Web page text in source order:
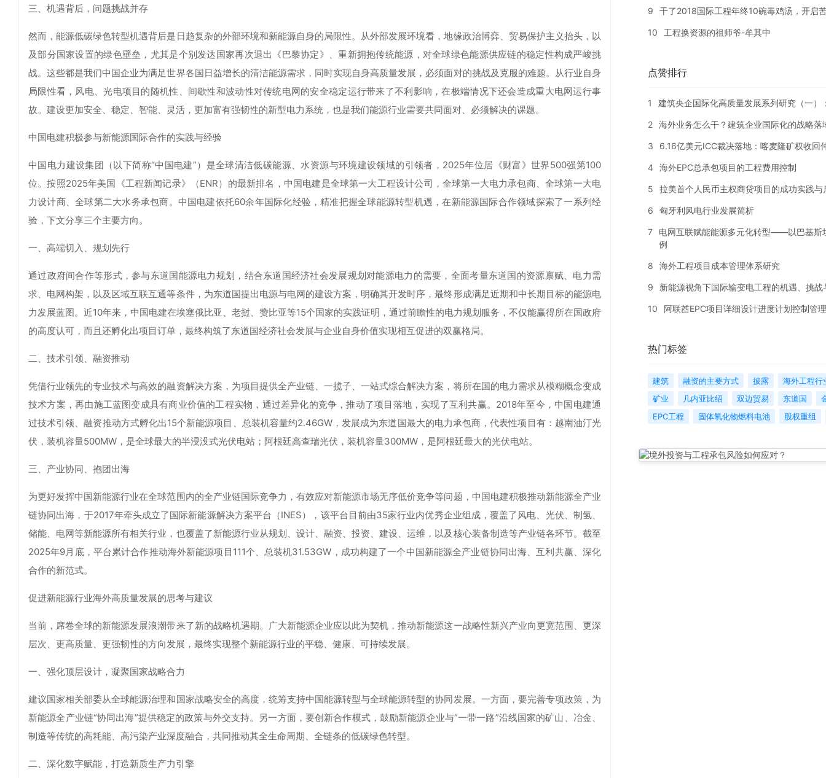
三、机遇背后，问题挑战并存
然而，能源低碳绿色转型机遇背后是日趋复杂的外部环境和新能源自身的局限性。从外部发展环境看，地缘政治博弈、贸易保护主义抬头，以
及部分国家设置的绿色壁垒，尤其是个别发达国家再次退出《巴黎协定》、重新拥抱传统能源，对全球绿色能源供应链的稳定性构成严峻挑
战。这些都是我们中国企业为满足世界各国日益增长的清洁能源需求，同时实现自身高质量发展，必须面对的挑战及克服的难题。从行业自身
局限性看，风电、光电项目的随机性、间歇性和波动性对传统电网的安全稳定运行带来了不利影响，在极端情况下还会造成重大电网运行事
故。建设更加安全、稳定、智能、灵活，更加富有强韧性的新型电力系统，也是我们能源行业需要共同面对、必须解决的课题。
中国电建积极参与新能源国际合作的实践与经验
中国电力建设集团（以下简称“中国电建”）是全球清洁低碳能源、水资源与环境建设领域的引领者，2025年位居《财富》世界500强第100
位。按照2025年美国《工程新闻记录》（ENR）的最新排名，中国电建是全球第一大工程设计公司，全球第一大电力承包商、全球第一大电
力设计商、全球第二大水务承包商。中国电建依托60余年国际化经验，精准把握全球能源转型机遇，在新能源国际合作领域探索了一系列经
验，下文分享三个主要方向。
一、高端切入、规划先行
通过政府间合作等形式，参与东道国能源电力规划，结合东道国经济社会发展规划对能源电力的需要，全面考量东道国的资源禀赋、电力需
求、电网构架，以及区域互联互通等条件，为东道国提出电源与电网的建设方案，明确其开发时序，最终形成满足近期和中长期目标的能源电
力发展蓝图。近10年来，中国电建在埃塞俄比亚、老挝、赞比亚等15个国家的实践证明，通过前瞻性的电力规划服务，不仅能赢得所在国政府
的高度认可，而且还孵化出项目订单，最终构筑了东道国经济社会发展与企业自身价值实现相互促进的双赢格局。
二、技术引领、融资推动
凭借行业领先的专业技术与高效的融资解决方案，为项目提供全产业链、一揽子、一站式综合解决方案，将所在国的电力需求从模糊概念变成
技术方案，再由施工蓝图变成具有商业价值的工程实物，通过差异化的竞争，推动了项目落地，实现了互利共赢。2018年至今，中国电建通
过技术引领、融资推动方式孵化出15个新能源项目、总装机容量约2.46GW，发展成为东道国最大的电力承包商，代表性项目有：越南油汀光
伏，装机容量500MW，是全球最大的半浸没式光伏电站；阿根廷高查瑞光伏，装机容量300MW，是阿根廷最大的光伏电站。
三、产业协同、抱团出海
为更好发挥中国新能源行业在全球范围内的全产业链国际竞争力，有效应对新能源市场无序低价竞争等问题，中国电建积极推动新能源全产业
链协同出海，于2017年牵头成立了国际新能源解决方案平台（INES），该平台目前由35家行业内优秀企业组成，覆盖了风电、光伏、制氢、
储能、电网等新能源所有相关行业，也覆盖了新能源行业从规划、设计、融资、投资、建设、运维，以及核心装备制造等产业链各环节。截至
2025年9月底，平台累计合作推动海外新能源项目111个、总装机31.53GW，成功构建了一个中国新能源全产业链协同出海、互利共赢、深化
合作的新范式。
促进新能源行业海外高质量发展的思考与建议
当前，席卷全球的新能源发展浪潮带来了新的战略机遇期。广大新能源企业应以此为契机，推动新能源这一战略性新兴产业向更宽范围、更深
层次、更高质量、更强韧性的方向发展，最终实现整个新能源行业的平稳、健康、可持续发展。
一、强化顶层设计，凝聚国家战略合力
建议国家相关部委从全球能源治理和国家战略安全的高度，统筹支持中国能源转型与全球能源转型的协同发展。一方面，要完善专项政策，为
新能源全产业链“协同出海”提供稳定的政策与外交支持。另一方面，要创新合作模式，鼓励新能源企业与“一带一路”沿线国家的矿山、冶金、
制造等传统的高耗能、高污染产业深度融合，共同推动其全生命周期、全链条的低碳绿色转型。
二、深化数字赋能，打造新质生产力引擎
9 干了2018国际工程年终10碗毒鸡汤，开启
10 工程换资源的祖师爷-牟其中
点赞排行
1 建筑央企国际化高质量发展系列研究（一）
2 海外业务怎么干？建筑企业国际化的战略落
3 6.16亿美元ICC裁决落地：喀麦隆矿权收回
4 海外EPC总承包项目的工程费用控制
5 拉美首个人民币主权商贷项目的成功实践与
6 匈牙利风电行业发展简析
7
电网互联赋能能源多元化转型——以巴基斯
例
8 海外工程项目成本管理体系研究
9 新能源视角下国际输变电工程的机遇、挑战
10 阿联酋EPC项目详细设计进度计划控制管
热门标签
建筑 融资的主要方式 披露
海外工程行
矿业
几内亚比绍 双边贸易 东道国
EPC工程
固体氧化物燃料电池 股权重组